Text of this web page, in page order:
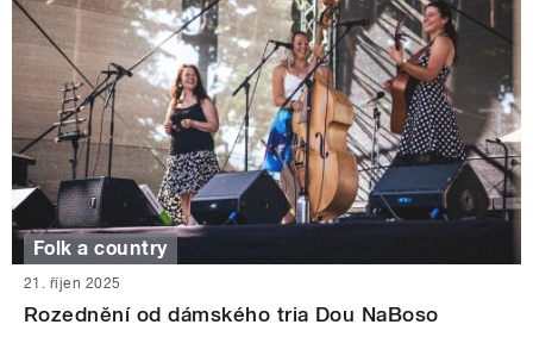
Folk a country
21. říjen 2025
Rozednění od dámského tria Dou NaBoso